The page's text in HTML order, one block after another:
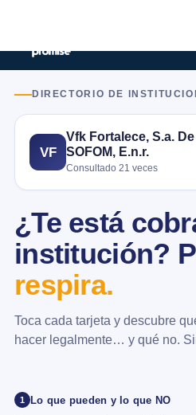
DIRECTORIO DE
VF
Vfk Fortalece, S.a. De
SOFOM, E.n.r.
Consultado 21 veces
¿Te está
institución?
respira.
Toca cada tarjeta y descubre
hacer legalmente… y qué no.
1 Lo que pueden y lo que NO